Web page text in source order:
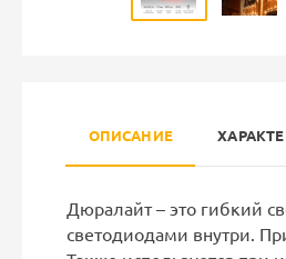
ОПИСАНИЕ
Дюралайт – это гибкий
светодиодами внутри.